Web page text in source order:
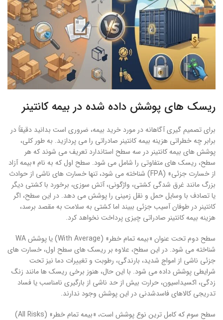
ریسک های پوشش داده شده در بیمه کانتینر
برای تصمیم گیری آگاهانه در مورد خرید بیمه، ضروری است بدانید دقیقاً در
برابر چه خطراتی هزینه بیمه کانتینر صادراتی را می پردازید. به طور کلی،
پوشش های بیمه کانتینر در سه سطح استاندارد تعریف می شوند که هر
سطح، ریسک های متفاوتی را شامل می شود. سطح اول که به نام «بیمه آزاد
از خسارت جزئی» (FPA) شناخته می شود، تنها خسارت های ناشی از حوادث
بزرگ مانند غرق شدگی کشتی، واژگونی، آتش سوزی، برخورد با کشتی دیگر
یا تصادف با وسایل حمل و نقل زمینی را پوشش می دهد. در این سطح، اگر
کانتینر در طوفان آسیب جزئی ببیند اما کشتی به سلامت به مقصد برسد،
هزینه بیمه کانتینر صادراتی چیزی پرداخت نخواهد کرد.
سطح دوم تحت عنوان «بیمه تمام خطر» (With Average) یا پوشش WA
شناخته می شود. در این سطح، علاوه بر ریسک های سطح اول، خسارت های
جزئی ناشی از امواج شدید، بارندگی، رطوبت و تغییرات دما نیز تحت
شرایطی پوشش داده می شود. با این حال، هنوز برخی ریسک ها مانند زنگ
زدگی، اکسیداسیون، حرارت بیش از حد ناشی از بارگیری نامناسب یا فساد
تدریجی کالاهای فاسدشدنی در این پوشش وجود ندارند.
سطح سوم که کامل ترین نوع پوشش است، «بیمه تمام خطر» (All Risks)